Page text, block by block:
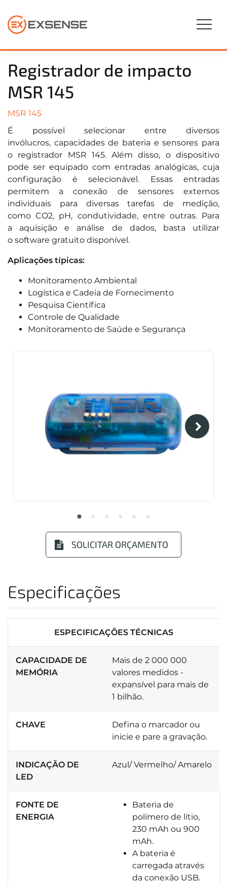
Registrador de impacto
MSR 145
MSR 145
É possível selecionar entre diversos
invólucros, capacidades de bateria e sensores para
o registrador MSR 145. Além disso, o dispositivo
pode ser equipado com entradas analógicas, cuja
configuração é selecionável. Essas entradas
permitem a conexão de sensores externos
individuais para diversas tarefas de medição,
como CO2, pH, condutividade, entre outras. Para
a aquisição e análise de dados, basta utilizar
o software gratuito disponível.
Aplicações típicas:
Monitoramento Ambiental
Logística e Cadeia de Fornecimento
Pesquisa Científica
Controle de Qualidade
Monitoramento de Saúde e Segurança
SOLICITAR ORÇAMENTO
Especificações
ESPECIFICAÇÕES TÉCNICAS
CAPACIDADE DE
MEMÓRIA
Mais de 2 000 000
valores medidos -
expansível para mais de
1 bilhão.
CHAVE
Defina o marcador ou
inicie e pare a gravação.
INDICAÇÃO DE
LED
Azul/ Vermelho/ Amarelo
FONTE DE
ENERGIA
Bateria de
polímero de lítio,
230 mAh ou 900
mAh.
A bateria é
carregada através
da conexão USB.